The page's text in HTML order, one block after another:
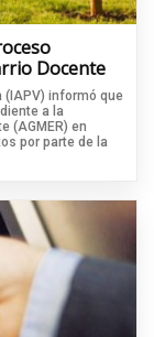
Docente
(IAPV) informó que
a la
(AGMER) en
por parte de la